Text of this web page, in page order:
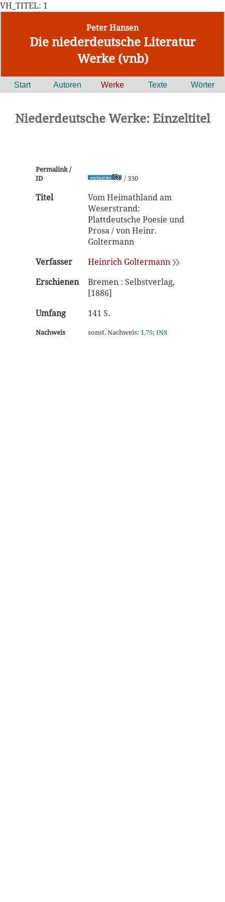
VH_TITEL: 1
Peter Hansen
Die niederdeutsche Literatur
Werke (vnb)
Start Autoren Werke Texte Wörter
Niederdeutsche Werke: Einzeltitel
Permalink /
ID
/ 330
Titel
Vom Heimathland am
Weserstrand:
Plattdeutsche Poesie und
Prosa / von Heinr.
Goltermann
Verfasser
Heinrich Goltermann 〉〉
Erschienen
Bremen : Selbstverlag,
[1886]
Umfang
141 S.
Nachweis sonst. Nachweis: 1,75; INS